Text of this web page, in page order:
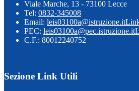
Viale Marche, 13 - 73100 Lecce
Tel: 0832-345008
Email: leis03100a@istruzione.it
PEC: leis03100a@pec.istruzione.it
C.F.: 80012240752
Sezione Link Utili